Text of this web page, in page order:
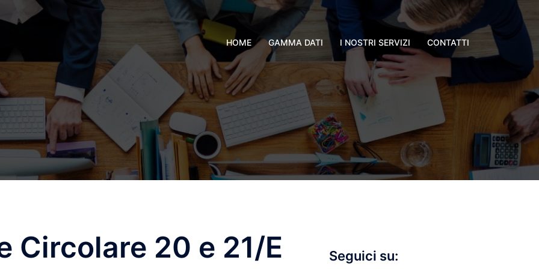
HOME GAMMA DATI I NOSTRI SERVIZI CONTATTI
Circolare 20 e 21/E
Seguici su: